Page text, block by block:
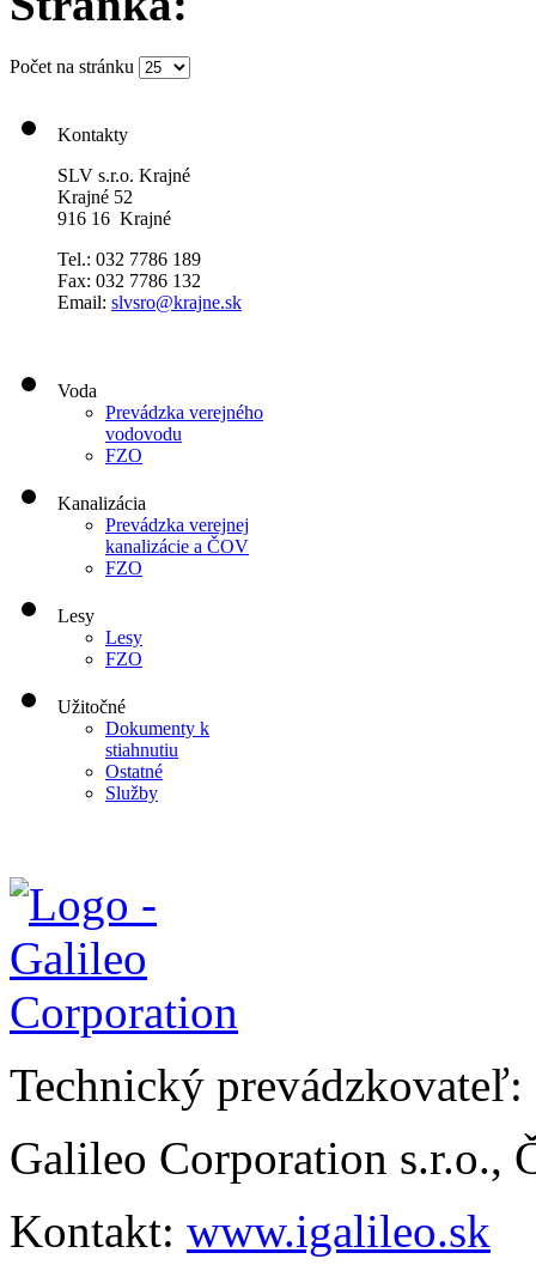
Počet na stránku
Kontakty
SLV s.r.o. Krajné
Krajné 52
916 16 Krajné
Tel.: 032 7786 189
Fax: 032 7786 132
Email: slvsro@krajne.sk
Voda
Prevádzka verejného
vodovodu
FZO
Kanalizácia
Prevádzka verejnej
kanalizácie a ČOV
FZO
Lesy
Lesy
FZO
Užitočné
Dokumenty k
stiahnutiu
Ostatné
Služby
Technický prevádzkovateľ:
Galileo Corporation s.r.o.,
Kontakt: www.igalileo.sk